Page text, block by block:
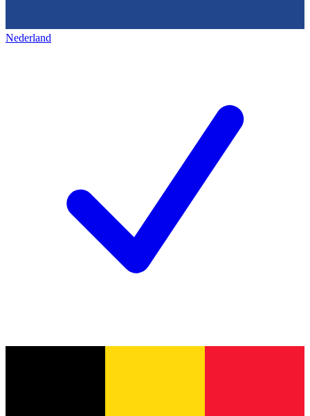
Nederland